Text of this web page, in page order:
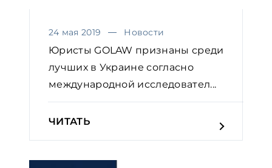
24 мая 2019 Новости
Юристы GOLAW признаны среди
лучших в Украине согласно
международной исследовател...
ЧИТАТЬ